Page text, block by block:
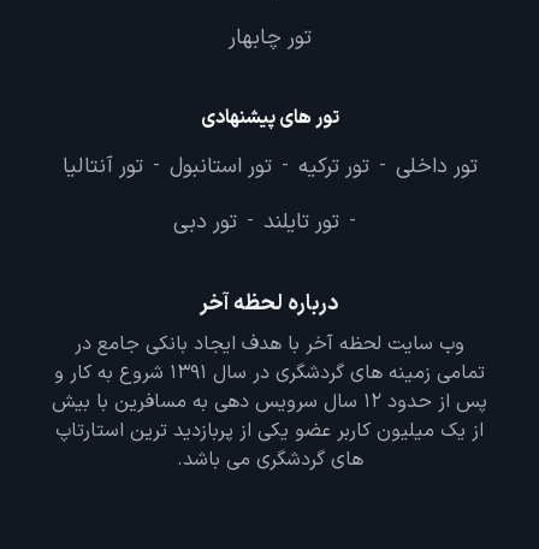
تور چابهار
تور های پیشنهادی
تور داخلی - تور ترکیه - تور استانبول - تور آنتالیا
- تور تایلند - تور دبی
درباره لحظه آخر
وب سایت لحظه آخر با هدف ایجاد بانکی جامع در
تمامی زمینه های گردشگری در سال 1391 شروع به کار و
پس از حدود 12 سال سرویس دهی به مسافرین با بیش
از یک میلیون کاربر عضو یکی از پربازدید ترین استارتاپ
های گردشگری می باشد.